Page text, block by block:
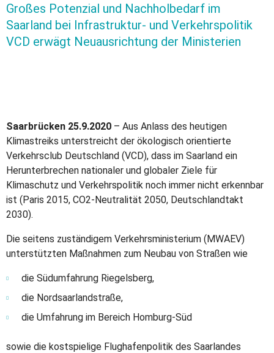
Großes Potenzial und Nachholbedarf im
Saarland bei Infrastruktur- und Verkehrspolitik
VCD erwägt Neuausrichtung der Ministerien
Saarbrücken 25.9.2020 – Aus Anlass des heutigen
Klimastreiks unterstreicht der ökologisch orientierte
Verkehrsclub Deutschland (VCD), dass im Saarland ein
Herunterbrechen nationaler und globaler Ziele für
Klimaschutz und Verkehrspolitik noch immer nicht erkennbar
ist (Paris 2015, CO2-Neutralität 2050, Deutschlandtakt
2030).
Die seitens zuständigem Verkehrsministerium (MWAEV)
unterstützten Maßnahmen zum Neubau von Straßen wie
die Südumfahrung Riegelsberg,
die Nordsaarlandstraße,
die Umfahrung im Bereich Homburg-Süd
sowie die kostspielige Flughafenpolitik des Saarlandes